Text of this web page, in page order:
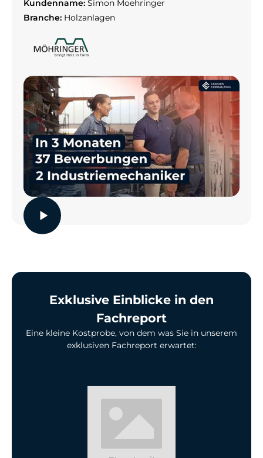
Kundenname: Simon Moehringer
Branche: Holzanlagen
Exklusive Einblicke in den
Fachreport
Eine kleine Kostprobe, von dem was Sie in unserem
exklusiven Fachreport erwartet: